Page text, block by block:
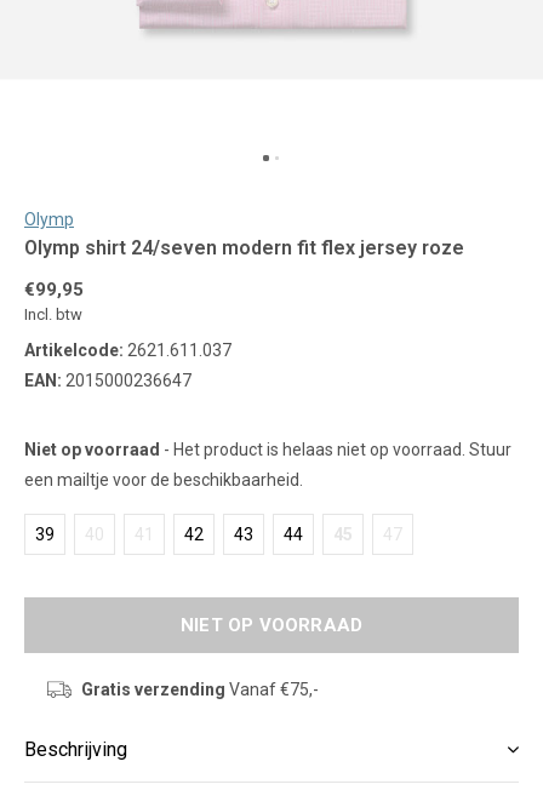
Olymp
Olymp shirt 24/seven modern fit flex jersey roze
€99,95
Incl. btw
Artikelcode: 2621.611.037
EAN: 2015000236647
Niet op voorraad - Het product is helaas niet op voorraad. Stuur
een mailtje voor de beschikbaarheid.
39 40 41 42 43 44 45 47
NIET OP VOORRAAD
Gratis verzending Vanaf €75,-
Beschrijving